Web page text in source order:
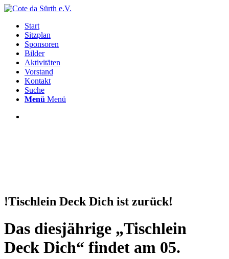
Start
Sitzplan
Sponsoren
Bilder
Aktivitäten
Vorstand
Kontakt
Suche
Menü Menü
!Tischlein Deck Dich ist zurück!
Das diesjährige „Tischlein
Deck Dich“ findet am 05.